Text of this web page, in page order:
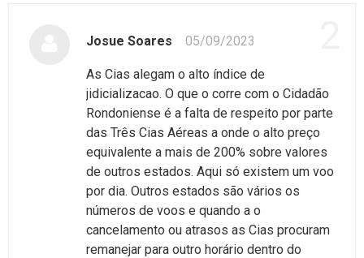
Josue Soares 05/09/2023
As Cias alegam o alto índice de
jidicializacao. O que o corre com o Cidadão
Rondoniense é a falta de respeito por parte
das Três Cias Aéreas a onde o alto preço
equivalente a mais de 200% sobre valores
de outros estados. Aqui só existem um voo
por dia. Outros estados são vários os
números de voos e quando a o
cancelamento ou atrasos as Cias procuram
remanejar para outro horário dentro do